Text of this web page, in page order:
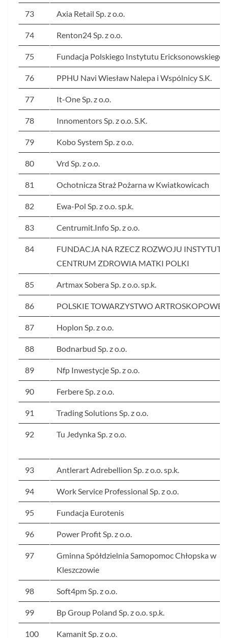
73 Axia Retail Sp. z o.o.
74 Renton24 Sp. z o.o.
75 Fundacja Polskiego Instytutu Ericksonowskiego
76 PPHU Navi Wiesław Nalepa i Wspólnicy S.K.
77 It-One Sp. z o.o.
78 Innomentors Sp. z o.o. S.K.
79 Kobo System Sp. z o.o.
80 Vrd Sp. z o.o.
81 Ochotnicza Straż Pożarna w Kwiatkowicach
82 Ewa-Pol Sp. z o.o. sp.k.
83 Centrumit.Info Sp. z o.o.
84
FUNDACJA NA RZECZ ROZWOJU INSTYTUTU
CENTRUM ZDROWIA MATKI POLKI
85 Artmax Sobera Sp. z o.o. sp.k.
86 POLSKIE TOWARZYSTWO ARTROSKOPOWE
87 Hoplon Sp. z o.o.
88 Bodnarbud Sp. z o.o.
89 Nfp Inwestycje Sp. z o.o.
90 Ferbere Sp. z o.o.
91 Trading Solutions Sp. z o.o.
92 Tu Jedynka Sp. z o.o.
93 Antlerart Adrebellion Sp. z o.o. sp.k.
94 Work Service Professional Sp. z o.o.
95 Fundacja Eurotenis
96 Power Profit Sp. z o.o.
97
Gminna Spółdzielnia Samopomoc Chłopska w
Kleszczowie
98 Soft4pm Sp. z o.o.
99 Bp Group Poland Sp. z o.o. sp.k.
100 Kamanit Sp. z o.o.